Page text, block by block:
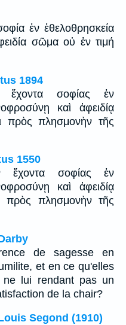
ἐν ἐθελοθρησκεία
σῶμα οὐ ἐν τιμή
1894
ἔχοντα σοφίας ἐν
καὶ ἀφειδίᾳ
πρὸς πλησμονὴν τῆς
1550
ἔχοντα σοφίας ἐν
καὶ ἀφειδίᾳ
πρὸς πλησμονὴν τῆς
de sagesse en
et en ce qu'elles
ne lui rendant pas un
de la chair?
Segond (1910)